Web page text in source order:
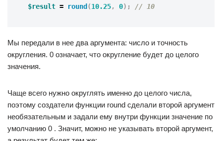
$result = round (10.25, 0); // 10
Мы передали в нее два аргумента: число и точность
округления. 0 означает, что округление будет до целого
значения.
Чаще всего нужно округлять именно до целого числа,
поэтому создатели функции round сделали второй аргумент
необязательным и задали ему внутри функции значение по
умолчанию 0 . Значит, можно не указывать второй аргумент,